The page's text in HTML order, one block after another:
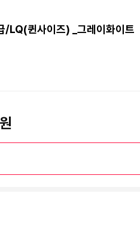
퀸사이즈) _그레이화이트